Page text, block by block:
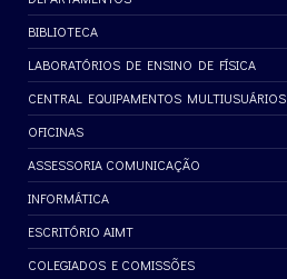
BIBLIOTECA
LABORATÓRIOS DE ENSINO DE FÍSICA
CENTRAL EQUIPAMENTOS MULTIUSUÁRIOS
OFICINAS
ASSESSORIA COMUNICAÇÃO
INFORMÁTICA
ESCRITÓRIO AIMT
COLEGIADOS E COMISSÕES